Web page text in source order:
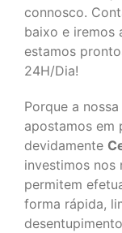
connosco.
baixo e iremos
estamos
24H/Dia!
Porque a
apostamos em
devidamente
investimos nos
permitem
forma rápida,